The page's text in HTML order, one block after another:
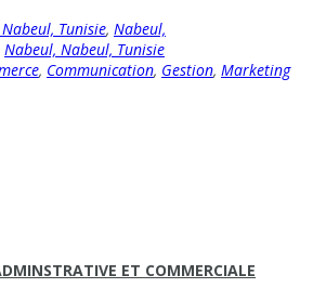
Tunisie, Nabeul,
Nabeul‎, Nabeul, Tunisie
, Communication, Gestion, Marketing
ET COMMERCIALE